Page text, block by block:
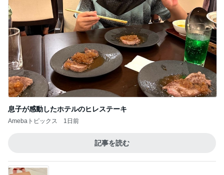
息子が感動したホテルのヒレステーキ
Amebaトピックス 1日前
記事を読む